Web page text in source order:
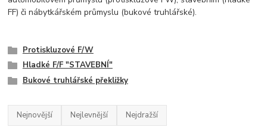
FF) či nábytkářském průmyslu (bukové truhlářské).
Protiskluzové F/W
Hladké F/F "STAVEBNÍ"
Bukové truhlářské překližky
Nejnovější Nejlevnější Nejdražší